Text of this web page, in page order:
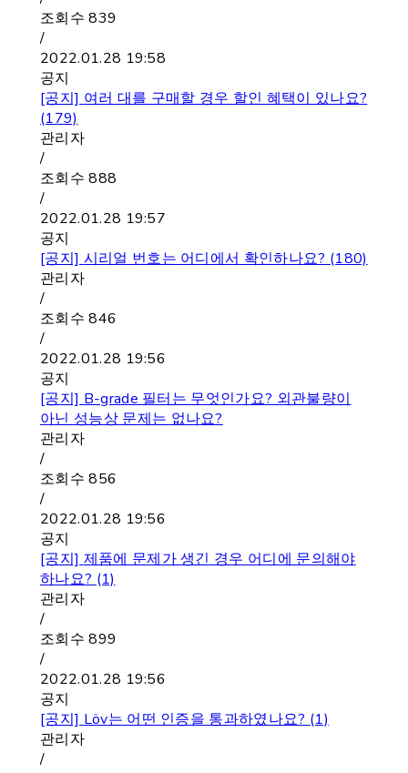
조회수839
/
2022.01.28 19:58
공지
[공지] 여러 대를 구매할 경우 할인 혜택이 있나요?
(179)
관리자
/
조회수888
/
2022.01.28 19:57
공지
[공지] 시리얼 번호는 어디에서 확인하나요? (180)
관리자
/
조회수846
/
2022.01.28 19:56
공지
[공지] B-grade 필터는 무엇인가요? 외관불량이
아닌 성능상 문제는 없나요?
관리자
/
조회수856
/
2022.01.28 19:56
공지
[공지] 제품에 문제가 생긴 경우 어디에 문의해야
하나요? (1)
관리자
/
조회수899
/
2022.01.28 19:56
공지
[공지] Löv는 어떤 인증을 통과하였나요? (1)
관리자
/